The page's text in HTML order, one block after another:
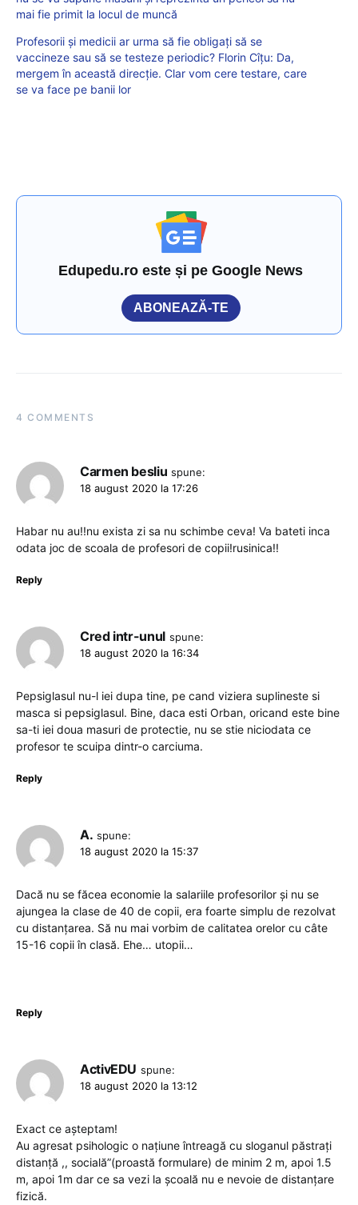
mai fie primit la locul de muncă
Profesorii și medicii ar urma să fie obligați să se
vaccineze sau să se testeze periodic? Florin Cîțu: Da,
mergem în această direcție. Clar vom cere testare, care
se va face pe banii lor
Edupedu.ro este și pe Google News
ABONEAZĂ-TE
4 COMMENTS
Carmen besliu spune:
18 august 2020 la 17:26
Habar nu au!!nu exista zi sa nu schimbe ceva! Va bateti inca
odata joc de scoala de profesori de copii!rusinica!!
Reply
Cred intr-unul spune:
18 august 2020 la 16:34
Pepsiglasul nu-l iei dupa tine, pe cand viziera suplineste si
masca si pepsiglasul. Bine, daca esti Orban, oricand este bine
sa-ti iei doua masuri de protectie, nu se stie niciodata ce
profesor te scuipa dintr-o carciuma.
Reply
A. spune:
18 august 2020 la 15:37
Dacă nu se făcea economie la salariile profesorilor și nu se
ajungea la clase de 40 de copii, era foarte simplu de rezolvat
cu distanțarea. Să nu mai vorbim de calitatea orelor cu câte
15-16 copii în clasă. Ehe… utopii…
Reply
ActivEDU spune:
18 august 2020 la 13:12
Exact ce așteptam!
Au agresat psihologic o națiune întreagă cu sloganul păstrați
distanță ,, socială”(proastă formulare) de minim 2 m, apoi 1.5
m, apoi 1m dar ce sa vezi la școală nu e nevoie de distanțare
fizică.